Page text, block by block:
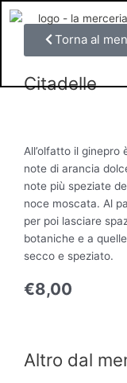
Vai
contenuto Torna al
Citadelle
All’olfatto il
note di arancia
note più speziate
noce moscata. Al
per poi lasciare
botaniche e a
secco e speziato.
€8,00
Altro dal